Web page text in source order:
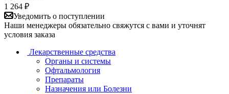
1 264 ₽
Уведомить о поступлении
Наши менеджеры обязательно свяжутся с вами и уточнят
условия заказа
Лекарственные средства
Органы и системы
Офтальмология
Препараты
Назначения или Болезни